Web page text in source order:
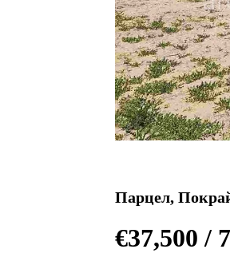
Парцел,
€37,500 /